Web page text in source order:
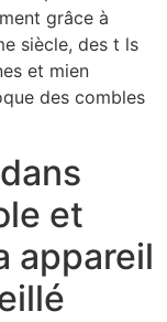
grâce à
siècle, des t ls
et mien
des combles
et
appareil